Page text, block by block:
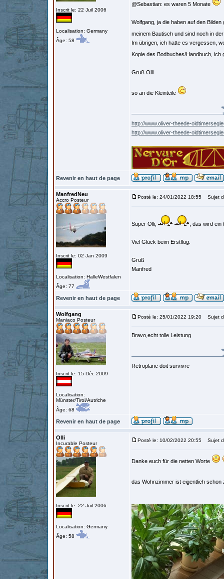
Inscrit le: 22 Juil 2006
Localisation: Germany
Âge: 58
@Sebastian: es waren 5 Monate
Wolfgang, ja die haben auf den
meinem Bautisch und sind noch in
Im übrigen, ich hatte es vergessen,
Kopie des Bodbuches/Handbuch,
Gruß Olli
so an die Kleinteile
http://www.oliver-theede-
http://www.oliver-theede-
Revenir en haut de page
ManfredNeu
Accro Posteur
Inscrit le: 02 Jan 2009
Localisation: HalleWestfalen
Âge: 77
Posté le: 24/01/2022 18:55 Sujet
Super Olli, , das wird
Viel Glück beim Erstflug.
Gruß
Manfred
Revenir en haut de page
Wolfgang
Maniaco Posteur
Inscrit le: 15 Déc 2009
Localisation:
Münster/Tirol/Autriche
Âge: 68
Posté le: 25/01/2022 19:20 Sujet
Bravo,echt tolle Leistung
Retroplane doit survivre
Revenir en haut de page
Olli
Incurable Posteur
Inscrit le: 22 Juil 2006
Localisation: Germany
Âge: 58
Posté le: 10/02/2022 20:55 Sujet
Danke euch für die netten Worte
das Wohnzimmer ist eigentlich schon